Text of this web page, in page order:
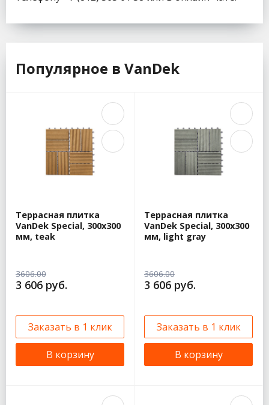
Популярное в VanDek
Террасная плитка
VanDek Special, 300x300
мм, teak
3606.00
3 606 руб.
Заказать в 1 клик
В корзину
Террасная плитка
VanDek Special, 300x300
мм, light gray
3606.00
3 606 руб.
Заказать в 1 клик
В корзину